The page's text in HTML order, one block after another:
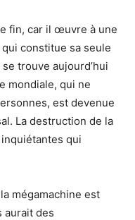
fin, car il œuvre à une
constitue sa seule
trouve aujourd’hui
mondiale, qui ne
est devenue
La destruction de la
qui
mégamachine est
aurait des